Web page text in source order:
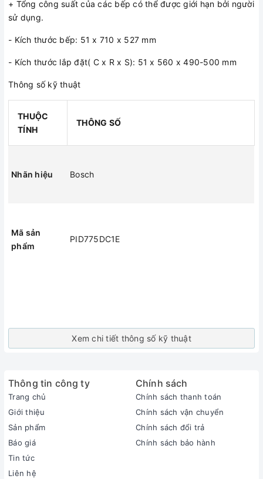
+ Tổng công suất của các bếp có thể được giới hạn bởi người
sử dụng.
- Kích thước bếp: 51 x 710 x 527 mm
- Kích thước lắp đặt( C x R x S): 51 x 560 x 490-500 mm
Thông số kỹ thuật
THUỘC
TÍNH
THÔNG SỐ
Nhãn hiệu Bosch
Mã sản
phẩm
PID775DC1E
Xem chi tiết thông số kỹ thuật
Thông tin công ty
Trang chủ
Giới thiệu
Sản phẩm
Báo giá
Tin tức
Liên hệ
Chính sách
Chính sách thanh toán
Chính sách vận chuyển
Chính sách đổi trả
Chính sách bảo hành